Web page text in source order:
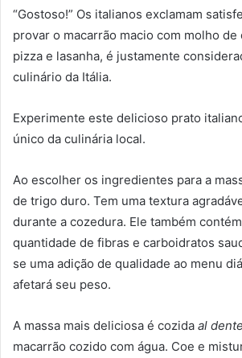
“Gostoso!” Os italianos exclamam
provar o macarrão macio com molho
pizza e lasanha, é justamente
culinário da Itália.
Experimente este delicioso prato
único da culinária local.
Ao escolher os ingredientes para a
de trigo duro. Tem uma textura
durante a cozedura. Ele também
quantidade de fibras e carboidratos
se uma adição de qualidade ao menu
afetará seu peso.
A massa mais deliciosa é cozida al dente
macarrão cozido com água. Coe e